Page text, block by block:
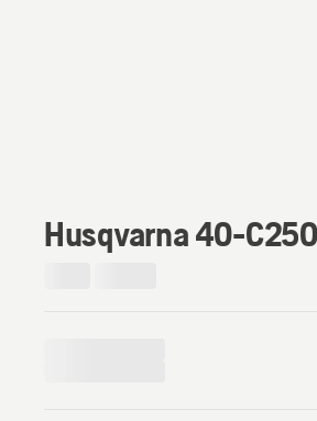
Husqvarna 40-